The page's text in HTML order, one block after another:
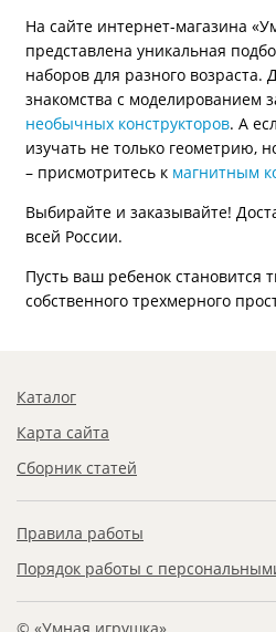
На сайте интернет-магазина
представлена уникальная
наборов для разного возраста.
знакомства с моделированием
необычных конструкторов. А
изучать не только геометрию,
– присмотритесь к магнитным
Выбирайте и заказывайте!
всей России.
Пусть ваш ребенок становится
собственного трехмерного
Каталог
Карта сайта
Сборник статей
Правила работы
Порядок работы с